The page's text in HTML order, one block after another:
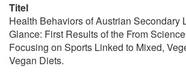
Titel
Health Behaviors of Austrian Secondary
Glance: First Results of the From
Focusing on Sports Linked to Mixed,
Vegan Diets.